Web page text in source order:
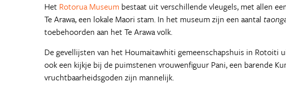
Het Rotorua Museum bestaat uit verschillende vleugels, met allen
Te Arawa, een lokale Maori stam. In het museum zijn een aantal
toebehoorden aan het Te Arawa volk.
De gevellijsten van het Houmaitawhiti gemeenschapshuis in Rotoiti
ook een kijkje bij de puimstenen vrouwenfiguur Pani, een barende
vruchtbaarheidsgoden zijn mannelijk.